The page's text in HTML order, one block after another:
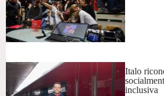
Italo
inclusiva